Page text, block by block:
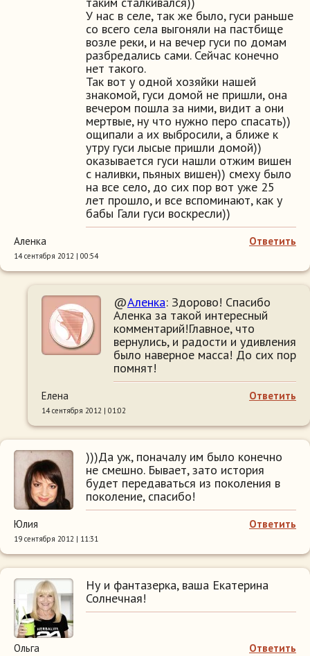
У нас в селе, так же было, гуси раньше
со всего села выгоняли на пастбище
возле реки, и на вечер гуси по домам
разбредались сами. Сейчас конечно
нет такого.
Так вот у одной хозяйки нашей
знакомой, гуси домой не пришли, она
вечером пошла за ними, видит а они
мертвые, ну что нужно перо спасать))
ощипали а их выбросили, а ближе к
утру гуси лысые пришли домой))
оказывается гуси нашли отжим вишен
с наливки, пьяных вишен)) смеху было
на все село, до сих пор вот уже 25
лет прошло, и все вспоминают, как у
бабы Гали гуси воскресли))
Ответить
Аленка
14 сентября 2012 | 00:54
@Аленка: Здорово! Спасибо
Аленка за такой интересный
комментарий!Главное, что
вернулись, и радости и удивления
было наверное масса! До сих пор
помнят!
Ответить
Елена
14 сентября 2012 | 01:02
)))Да уж, поначалу им было конечно
не смешно. Бывает, зато история
будет передаваться из поколения в
поколение, спасибо!
Ответить
Юлия
19 сентября 2012 | 11:31
Ну и фантазерка, ваша Екатерина
Солнечная!
Ответить
Ольга